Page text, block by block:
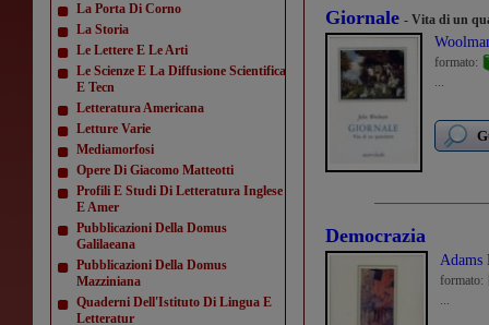
La Porta Di Corno
La Storia
Le Lettere E Le Arti
Le Scienze E La Diffusione Scientifica
E Tecn
Letteratura Americana
Letture Varie
Mediamorfosi
Opere Di Giacomo Matteotti
Profili E Studi Di Letteratura Inglese
E Amer
Pubblicazioni Della Domus
Galilaeana
Pubblicazioni Della Domus
Mazziniana
Quaderni Dell'Istituto Di Lingua E
Letteratur
Giornale - Vita di un
formato:
...
Democrazia
Adams
formato:
...